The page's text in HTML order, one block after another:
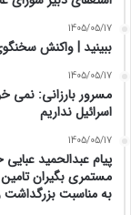
1405/05/17
ببینید | واکنش
1405/05/17
مسرور بارزانی: نمی
اسرائیل نداریم
1405/05/17
پیام عبدالحمید
مستمری بگیران
به مناسبت بزرگداشت